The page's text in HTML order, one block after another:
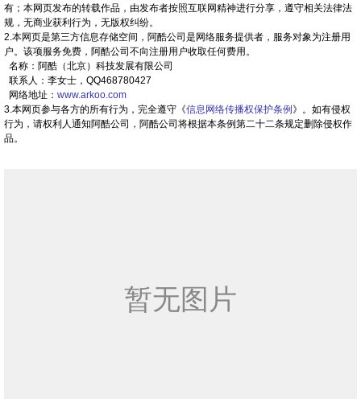
有；本网页发布的转载作品，由发布者按照互联网精神进行分享，遵守相关法律法
规，无商业获利行为，无版权纠纷。
2.本网页是第三方信息存储空间，阿酷公司是网络服务提供者，服务对象为注册用
户。该项服务免费，阿酷公司不向注册用户收取任何费用。
名称：阿酷（北京）科技发展有限公司
联系人：李女士，QQ468780427
网络地址： www.arkoo.com
3.本网页参与各方的所有行为，完全遵守《信息网络传播权保护条例 》。如有侵权
行为，请权利人通知阿酷公司，阿酷公司将根据本条例第二十二条规定删除侵权作
品。